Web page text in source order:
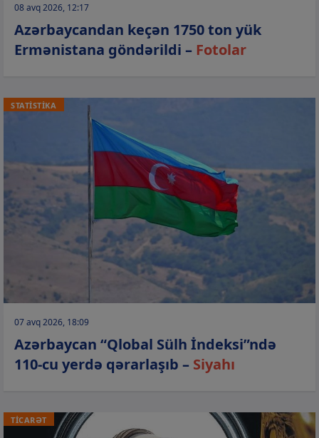
08 avq 2026, 12:17
Azərbaycandan keçən 1750 ton yük
Ermənistana göndərildi – Fotolar
STATİSTİKA
07 avq 2026, 18:09
Azərbaycan “Qlobal Sülh İndeksi”ndə
110-cu yerdə qərarlaşıb – Siyahı
TİCARƏT